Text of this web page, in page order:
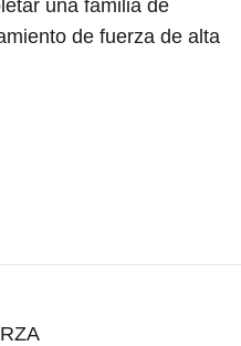
una familia de
de fuerza de alta